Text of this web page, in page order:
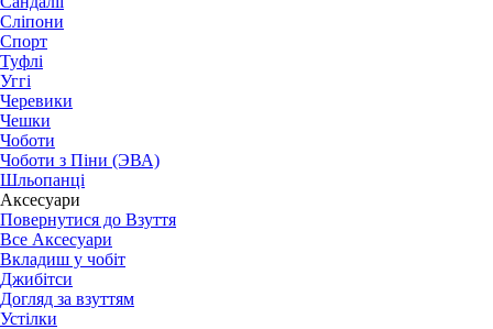
Сліпони
Спорт
Туфлі
Уггі
Черевики
Чешки
Чоботи
Чоботи з Піни (ЭВА)
Шльопанці
Аксесуари
Повернутися до Взуття
Все Аксесуари
Вкладиш у чобіт
Джибітси
Догляд за взуттям
Устілки